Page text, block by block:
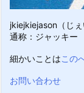
jkiejkiejason（じぇ
通称：ジャッキー
細かいことはこの
お問い合わせ